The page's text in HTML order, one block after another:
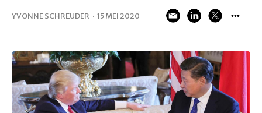
YVONNE SCHREUDER · 15 MEI 2020